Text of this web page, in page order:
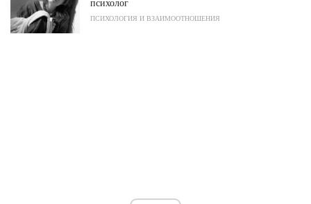
ПСИХОЛОГИЯ И ВЗАИМООТНОШЕНИЯ